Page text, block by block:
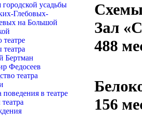
городской усадьбы
Глебовых-
на Большой
театре
Бертман
Федосеев
театра
в театре
Зал
488
156